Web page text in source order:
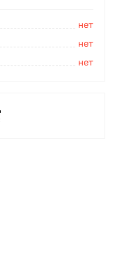
нет
нет
нет